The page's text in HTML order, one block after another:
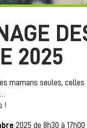
Facebook
Twitter
email
2025
mamans seules,
!
2025 de 8h30 à